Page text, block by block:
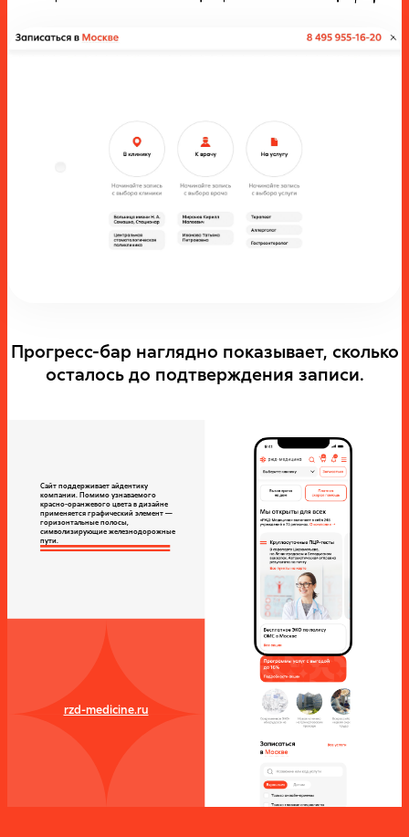
Прогресс-бар наглядно показывает, сколько
осталось до подтверждения записи.
Сайт поддерживает айдентику
компании. Помимо узнаваемого
красно-оранжевого цвета в дизайне
применяется графический элемент —
горизонтальные полосы,
символизирующие железнодорожные
пути.
rzd-medicine.ru